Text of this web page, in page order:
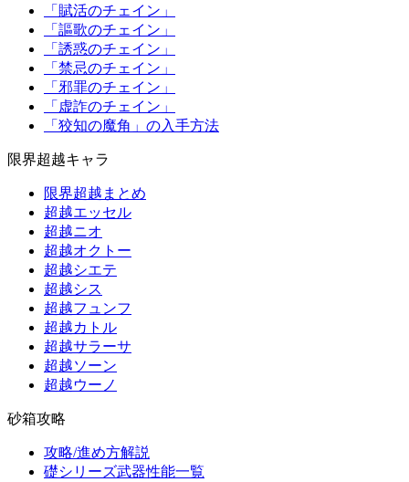
「賦活のチェイン」
「謳歌のチェイン」
「誘惑のチェイン」
「禁忌のチェイン」
「邪罪のチェイン」
「虚詐のチェイン」
「狡知の魔角」の入手方法
限界超越キャラ
限界超越まとめ
超越エッセル
超越ニオ
超越オクトー
超越シエテ
超越シス
超越フュンフ
超越カトル
超越サラーサ
超越ソーン
超越ウーノ
砂箱攻略
攻略/進め方解説
礎シリーズ武器性能一覧